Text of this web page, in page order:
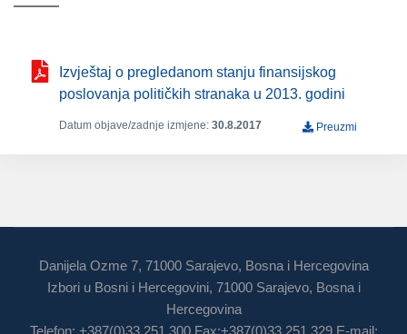
Izvještaj o pregledanom stanju finansijskog
poslovanja političkih stranaka u 2013. godini
Datum objave/zadnje izmjene: 30.8.2017 Preuzmi
Danijela Ozme 7, 71000 Sarajevo, Bosna i Hercegovina
Izbori u Bosni i Hercegovini, 71000 Sarajevo, Bosna i
Hercegovina
Telefon: +387(0)33 251 300 Fax:+387(0)33 251 329 E-mail: